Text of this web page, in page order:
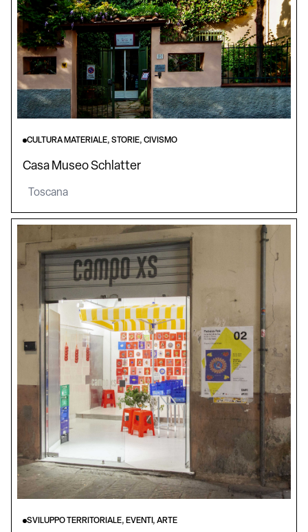
CULTURA MATERIALE, STORIE, CIVISMO
Casa Museo Schlatter
Toscana
SVILUPPO TERRITORIALE, EVENTI, ARTE